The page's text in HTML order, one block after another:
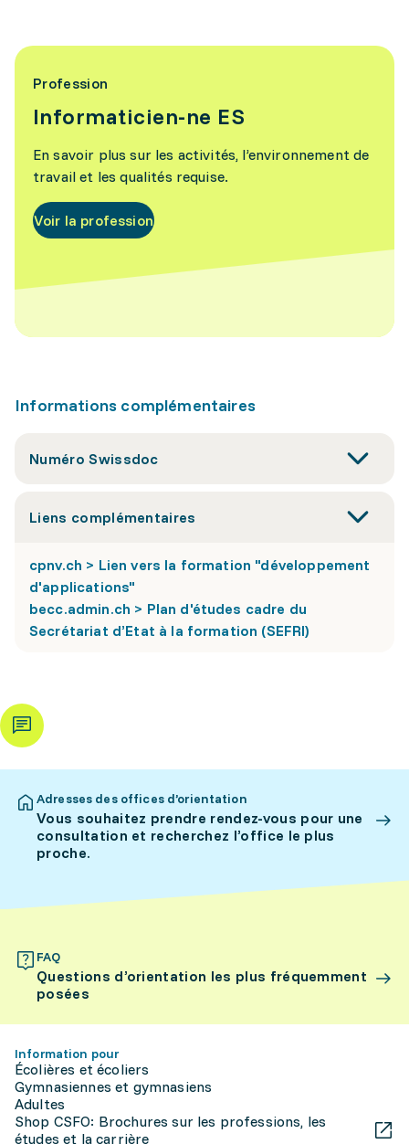
Profession
Informaticien-ne ES
En savoir plus sur les activités, l’environnement de
travail et les qualités requise.
Voir la profession
Informations complémentaires
Numéro Swissdoc
Liens complémentaires
cpnv.ch > Lien vers la formation "développement
d'applications"
becc.admin.ch > Plan d'études cadre du
Secrétariat d’Etat à la formation (SEFRI)
Adresses des offices d’orientation
Vous souhaitez prendre rendez-vous pour une
consultation et recherchez l’office le plus
proche.
FAQ
Questions d’orientation les plus fréquemment
posées
Information pour
Écolières et écoliers
Gymnasiennes et gymnasiens
Adultes
Shop CSFO: Brochures sur les professions, les
études et la carrière